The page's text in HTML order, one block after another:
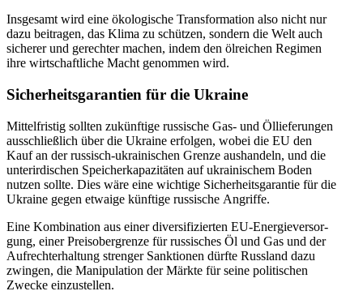
Ins­ge­samt wird eine öko­lo­gi­sche Trans­for­ma­tion also nicht nur
dazu bei­tra­gen, das Klima zu schüt­zen, sondern die Welt auch
siche­rer und gerech­ter machen, indem den ölrei­chen Regimen
ihre wirt­schaft­li­che Macht genom­men wird.
Sicher­heits­ga­ran­tien für die Ukraine
Mit­tel­fris­tig sollten zukünf­tige rus­si­sche Gas- und Öllie­fe­run­gen
aus­schließ­lich über die Ukraine erfol­gen, wobei die EU den
Kauf an der rus­sisch-ukrai­ni­schen Grenze aus­han­deln, und die
unter­ir­di­schen Spei­cher­ka­pa­zi­tä­ten auf ukrai­ni­schem Boden
nutzen sollte. Dies wäre eine wich­tige Sicher­heits­ga­ran­tie für die
Ukraine gegen etwaige künf­tige rus­si­sche Angriffe.
Eine Kom­bi­na­tion aus einer diver­si­fi­zier­ten EU-Ener­gie­ver­sor­
gung, einer Preis­ober­grenze für rus­si­sches Öl und Gas und der
Auf­recht­erhal­tung stren­ger Sank­tio­nen dürfte Russ­land dazu
zwingen, die Mani­pu­la­tion der Märkte für seine poli­ti­schen
Zwecke einzustellen.